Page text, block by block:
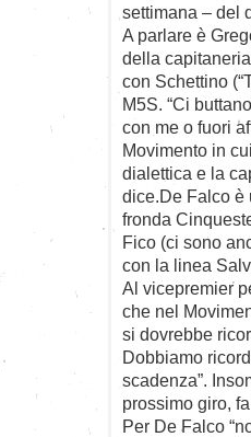
settimana – del
A parlare è
della
con Schettino
M5S. “Ci
con me o fuori
Movimento in
dialettica e la
dice.De Falco è
fronda
Fico (ci sono
con la linea
Al vicepremier
che nel
si dovrebbe
Dobbiamo
scadenza”.
prossimo giro,
Per De Falco